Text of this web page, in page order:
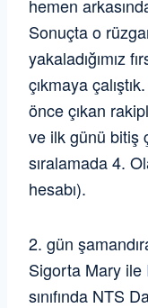
hemen
Sonuçta o
yakaladığımız
çıkmaya
önce çıkan
ve ilk günü bitiş
sıralamada 4.
hesabı).
2. gün
Sigorta Mary ile
sınıfında NTS